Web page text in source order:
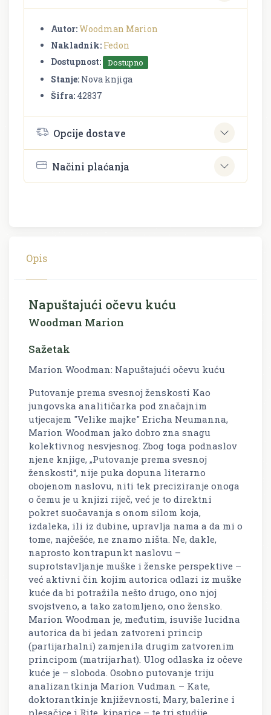
Autor:Woodman Marion
Nakladnik: Fedon
Dostupnost:
Dostupno
Stanje: Nova knjiga
Šifra: 42837
Opcije dostave
Načini plaćanja
Opis
Napuštajući očevu kuću
Woodman Marion
Sažetak
Marion Woodman: Napuštajući očevu kuću
Putovanje prema svesnoj ženskosti Kao
jungovska analitičarka pod značajnim
utjecajem "Velike majke" Ericha Neumanna,
Marion Woodman jako dobro zna snagu
kolektivnog nesvjesnog. Zbog toga podnaslov
njene knjige, „Putovanje prema svesnoj
ženskosti“, nije puka dopuna literarno
obojenom naslovu, niti tek preciziranje onoga
o čemu je u knjizi riječ, već je to direktni
pokret suočavanja s onom silom koja,
izdaleka, ili iz dubine, upravlja nama a da mi o
tome, najčešće, ne znamo ništa. Ne, dakle,
naprosto kontrapunkt naslovu –
suprotstavljanje muške i ženske perspektive –
već aktivni čin kojim autorica odlazi iz muške
kuće da bi potražila nešto drugo, ono njoj
svojstveno, a tako zatomljeno, ono žensko.
Marion Woodman je, međutim, isuviše lucidna
autorica da bi jedan zatvoreni princip
(partijarhalni) zamjenila drugim zatvorenim
principom (matrijarhat). Ulog odlaska iz očeve
kuće je – sloboda. Osobno putovanje triju
analizantkinja Marion Vudman – Kate,
doktorantkinje književnosti, Mary, balerine i